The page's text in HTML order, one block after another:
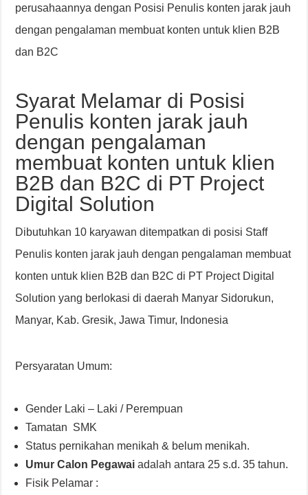
perusahaannya dengan Posisi Penulis konten jarak jauh
dengan pengalaman membuat konten untuk klien B2B
dan B2C
Syarat Melamar di Posisi
Penulis konten jarak jauh
dengan pengalaman
membuat konten untuk klien
B2B dan B2C di PT Project
Digital Solution
Dibutuhkan 10 karyawan ditempatkan di posisi Staff
Penulis konten jarak jauh dengan pengalaman membuat
konten untuk klien B2B dan B2C di PT Project Digital
Solution yang berlokasi di daerah Manyar Sidorukun,
Manyar, Kab. Gresik, Jawa Timur, Indonesia
Persyaratan Umum:
Gender Laki – Laki / Perempuan
Tamatan SMK
Status pernikahan menikah & belum menikah.
Umur Calon Pegawaiadalah antara 25 s.d. 35 tahun.
Fisik Pelamar :